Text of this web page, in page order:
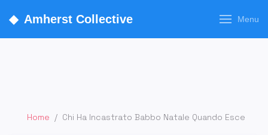
◆ Amherst Collective Menu
Home / Chi Ha Incastrato Babbo Natale Quando Esce